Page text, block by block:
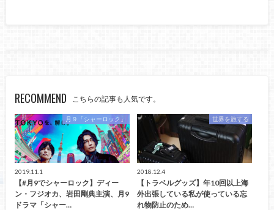
RECOMMEND こちらの記事も人気です。
月９「シャーロック」
2019.11.1
【#月9でシャーロック】ディー
ン・フジオカ、岩田剛典主演、月9
ドラマ「シャー…
世界を旅する
2018.12.4
【トラベルグッズ】年10回以上海
外出張している私が使っている忘
れ物防止のため…